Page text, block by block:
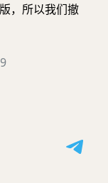
，所以我们撤